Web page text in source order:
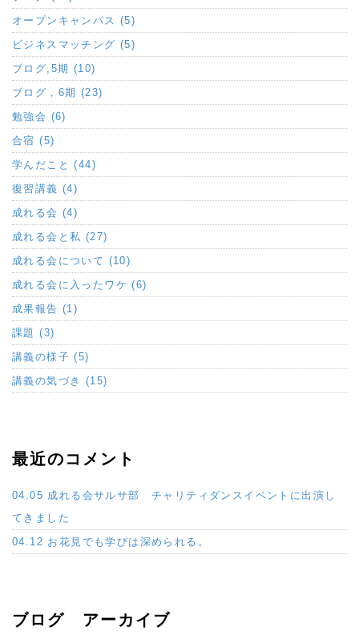
オープンキャンパス (5)
ビジネスマッチング (5)
ブログ,5期 (10)
ブログ，6期 (23)
勉強会 (6)
合宿 (5)
学んだこと (44)
復習講義 (4)
成れる会 (4)
成れる会と私 (27)
成れる会について (10)
成れる会に入ったワケ (6)
成果報告 (1)
課題 (3)
講義の様子 (5)
講義の気づき (15)
最近のコメント
04.05 成れる会サルサ部 チャリティダンスイベントに出演し
てきました
04.12 お花見でも学びは深められる。
ブログ アーカイブ